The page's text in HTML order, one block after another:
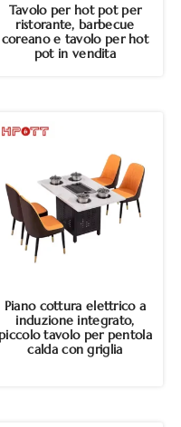
Tavolo per hot pot per
ristorante, barbecue
coreano e tavolo per hot
pot in vendita
Piano cottura elettrico a
induzione integrato,
piccolo tavolo per pentola
calda con griglia